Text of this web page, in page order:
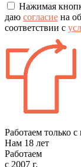
Нажимая
даю согласие на
соответствии с
Работаем только
Нам 18 лет
Работаем
с 2007 г.